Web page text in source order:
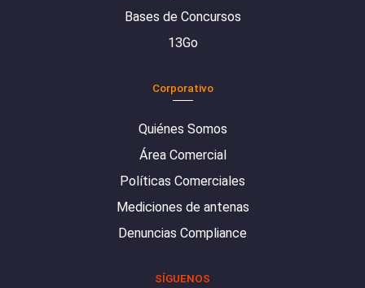
Bases de Concursos
13Go
Corporativo
Quiénes Somos
Área Comercial
Políticas Comerciales
Mediciones de antenas
Denuncias Compliance
SÍGUENOS